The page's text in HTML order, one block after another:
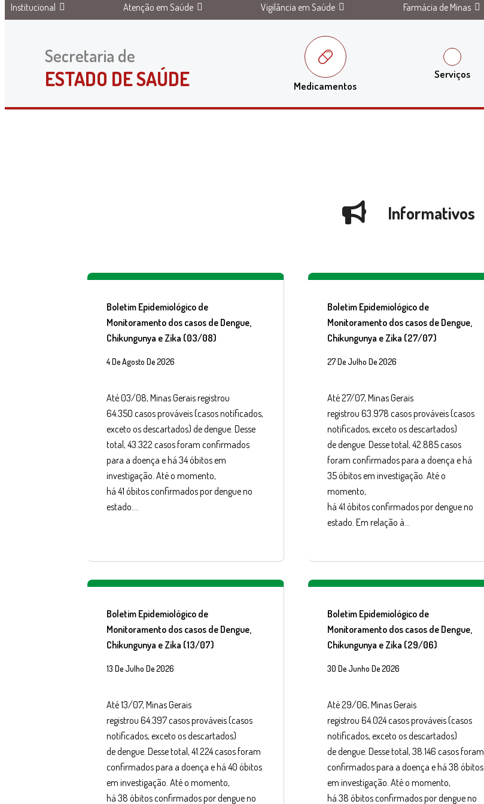
Institucional Atenção em Saúde Vigilância em Saúde Farmácia de Minas
Secretaria de
ESTADO DE SAÚDE Medicamentos
Serviços
Informativos
Boletim Epidemiológico de
Monitoramento dos casos de Dengue,
Chikungunya e Zika (03/08)
4 De Agosto De 2026
Até 03/08, Minas Gerais registrou
64.350 casos prováveis (casos notificados,
exceto os descartados) de dengue. Desse
total, 43.322 casos foram confirmados
para a doença e há 34 óbitos em
investigação. Até o momento,
há 41 óbitos confirmados por dengue no
estado….
Boletim Epidemiológico de
Monitoramento dos casos de Dengue,
Chikungunya e Zika (27/07)
27 De Julho De 2026
Até 27/07, Minas Gerais
registrou 63.978 casos prováveis (casos
notificados, exceto os descartados)
de dengue. Desse total, 42.885 casos
foram confirmados para a doença e há
35 óbitos em investigação. Até o
momento,
há 41 óbitos confirmados por dengue no
estado. Em relação à…
Boletim Epidemiológico de
Monitoramento dos casos de Dengue,
Chikungunya e Zika (13/07)
13 De Julho De 2026
Até 13/07, Minas Gerais
registrou 64.397 casos prováveis (casos
notificados, exceto os descartados)
de dengue. Desse total, 41.224 casos foram
confirmados para a doença e há 40 óbitos
em investigação. Até o momento,
há 38 óbitos confirmados por dengue no
Boletim Epidemiológico de
Monitoramento dos casos de Dengue,
Chikungunya e Zika (29/06)
30 De Junho De 2026
Até 29/06, Minas Gerais
registrou 64.024 casos prováveis (casos
notificados, exceto os descartados)
de dengue. Desse total, 38.146 casos foram
confirmados para a doença e há 38 óbitos
em investigação. Até o momento,
há 38 óbitos confirmados por dengue no